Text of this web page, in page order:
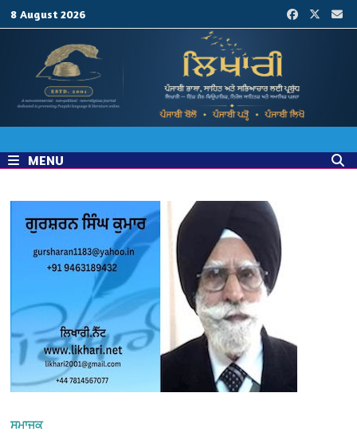
8 August 2026
MENU
ਸਮਾਜਕ